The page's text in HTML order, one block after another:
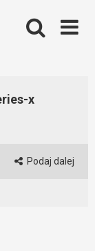
x
Podaj dalej